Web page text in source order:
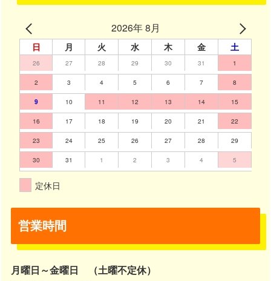
2026年 8月
日 月 火 水 木 金 土
26 27 28 29 30 31 1
2 3 4 5 6 7 8
9 10 11 12 13 14 15
16 17 18 19 20 21 22
23 24 25 26 27 28 29
30 31 1 2 3 4 5
定休日
営業時間
月曜日～金曜日 （土曜不定休）